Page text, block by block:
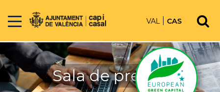
VAL CAS
Sala de prensa